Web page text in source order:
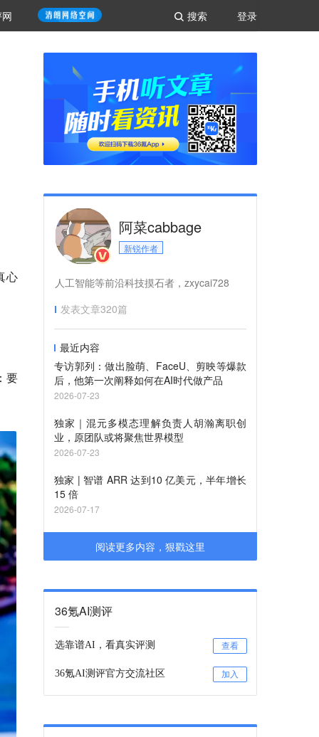
登录
搜索
心
要
阿菜cabbage
新锐作者
人工智能等前沿科技摸石者，zxycai728
发表文章320篇
最近内容
专访郭列：做出脸萌、FaceU、剪映等爆款
后，他第一次阐释如何在AI时代做产品
2026-07-23
独家｜混元多模态理解负责人胡瀚离职创
业，原团队或将聚焦世界模型
2026-07-23
独家 | 智谱 ARR 达到10 亿美元，半年增长
15 倍
2026-07-17
阅读更多内容，狠戳这里
36氪AI测评
选靠谱AI，看真实评测 查看
36氪AI测评官方交流社区 加入